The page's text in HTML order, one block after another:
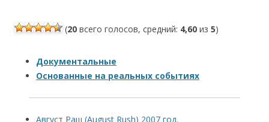
(20 всего голосов, средний: 4,60 из 5)
Документальные
Основанные на реальных событиях
Август Раш (August Rush) 2007 год.